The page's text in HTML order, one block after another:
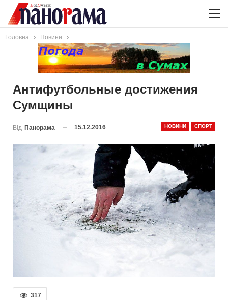
Головна Новини
Антифутбольные достижения
Сумщины
НОВИНИ СПОРТ
Від Панорама 15.12.2016
317